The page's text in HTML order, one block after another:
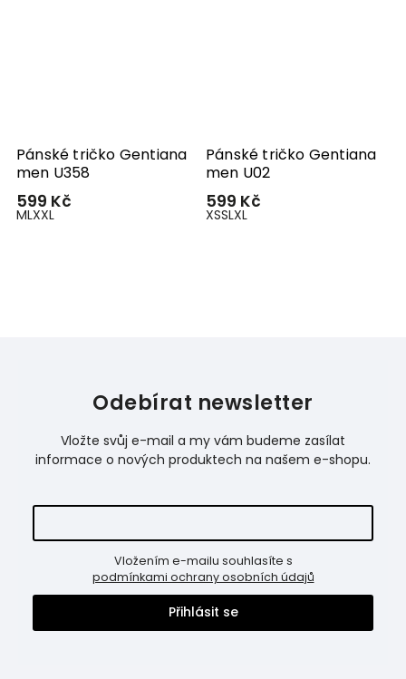
Pánské tričko Gentiana
men U358
599 Kč
MLXXL
Pánské tričko Gentiana
men U02
599 Kč
XSSLXL
Odebírat newsletter
Vložte svůj e-mail a my vám budeme zasílat
informace o nových produktech na našem e-shopu.
podmínkami ochrany osobních údajů
Přihlásit se